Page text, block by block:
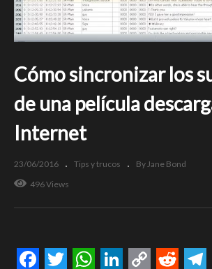
Cómo sincronizar los
de una película
Internet
23/06/2016 Tips y trucos
By Jane Bond
496 Views